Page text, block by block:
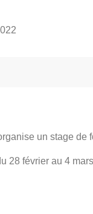
un stage de
28 février au 4